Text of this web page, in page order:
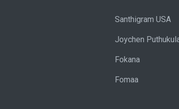
Santhigram USA
Joychen
Fokana
Fomaa